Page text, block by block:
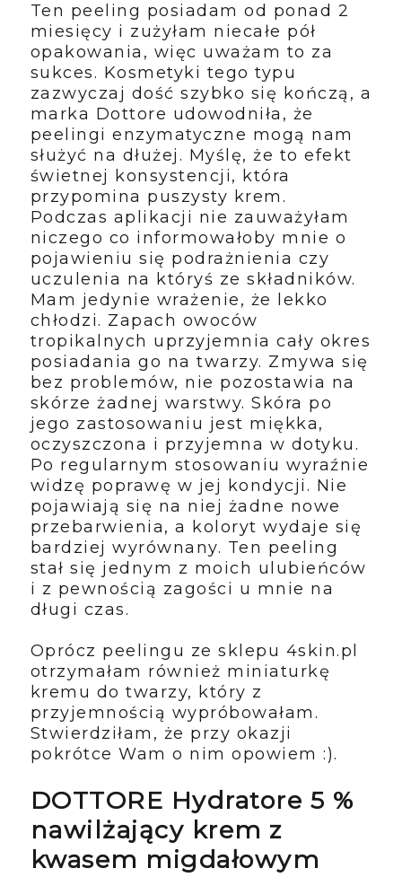
Ten peeling posiadam od ponad 2
miesięcy i zużyłam niecałe pół
opakowania, więc uważam to za
sukces. Kosmetyki tego typu
zazwyczaj dość szybko się kończą, a
marka Dottore udowodniła, że
peelingi enzymatyczne mogą nam
służyć na dłużej. Myślę, że to efekt
świetnej konsystencji, która
przypomina puszysty krem.
Podczas aplikacji nie zauważyłam
niczego co informowałoby mnie o
pojawieniu się podrażnienia czy
uczulenia na któryś ze składników.
Mam jedynie wrażenie, że lekko
chłodzi. Zapach owoców
tropikalnych uprzyjemnia cały okres
posiadania go na twarzy. Zmywa się
bez problemów, nie pozostawia na
skórze żadnej warstwy. Skóra po
jego zastosowaniu jest miękka,
oczyszczona i przyjemna w dotyku.
Po regularnym stosowaniu wyraźnie
widzę poprawę w jej kondycji. Nie
pojawiają się na niej żadne nowe
przebarwienia, a koloryt wydaje się
bardziej wyrównany. Ten peeling
stał się jednym z moich ulubieńców
i z pewnością zagości u mnie na
długi czas.
Oprócz peelingu ze sklepu 4skin.pl
otrzymałam również miniaturkę
kremu do twarzy, który z
przyjemnością wypróbowałam.
Stwierdziłam, że przy okazji
pokrótce Wam o nim opowiem :).
DOTTORE Hydratore 5 %
nawilżający krem z
kwasem migdałowym